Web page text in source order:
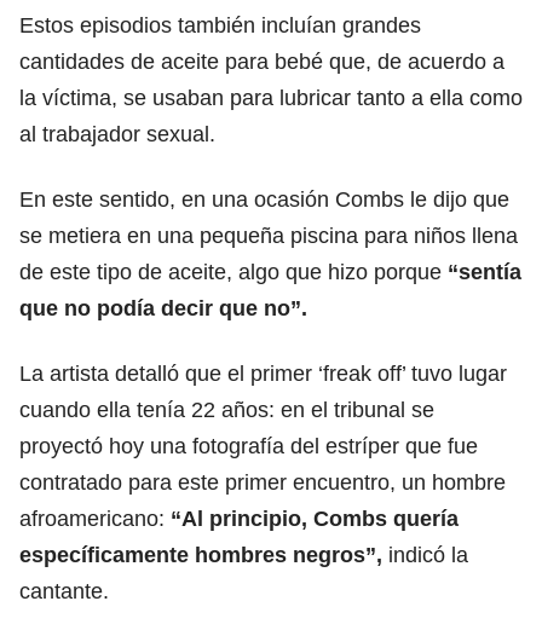
Estos episodios también incluían grandes
cantidades de aceite para bebé que, de acuerdo a
la víctima, se usaban para lubricar tanto a ella como
al trabajador sexual.
En este sentido, en una ocasión Combs le dijo que
se metiera en una pequeña piscina para niños llena
de este tipo de aceite, algo que hizo porque “sentía
que no podía decir que no”.
La artista detalló que el primer ‘freak off’ tuvo lugar
cuando ella tenía 22 años: en el tribunal se
proyectó hoy una fotografía del estríper que fue
contratado para este primer encuentro, un hombre
afroamericano: “Al principio, Combs quería
específicamente hombres negros”, indicó la
cantante.